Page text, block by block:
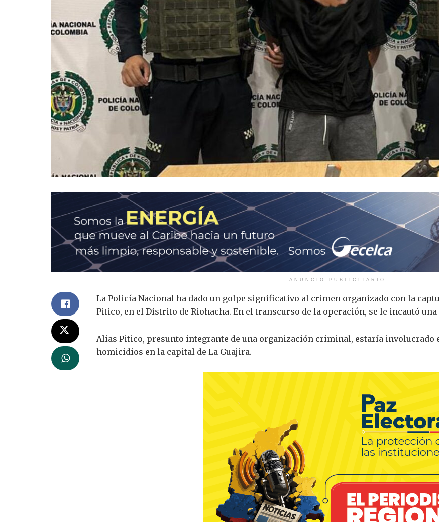
ANUNCIO PUBLICITARIO
La Policía Nacional ha dado un golpe significativo al crimen organizado con la
Pitico, en el Distrito de Riohacha. En el transcurso de la operación, se le incautó
Alias Pitico, presunto integrante de una organización criminal, estaría involucrado
homicidios en la capital de La Guajira.